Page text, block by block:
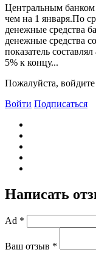
Центральным банком
чем на 1 января.По
денежные средства
денежные средства
показатель
5% к концу...
Пожалуйста,
Войти Подписаться
Написать
Ad *
Ваш отзыв *